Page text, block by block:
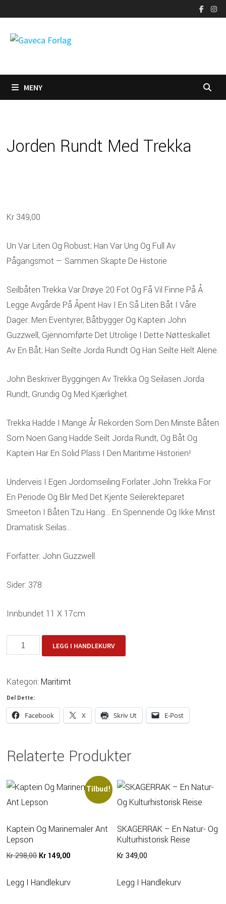
til
innhold
MENY
Jorden Rundt Med Trekka
Kr 349,00
Un Var Liten Og Robust; Han Var Ung Og Full Av
Pågangsmot — Sammen Skapte De Historie
Seilbåten Trekka Var Drøye 20 Fot Og Få Vil Finne På Å
Legge Avgårde På Åpent Hav I En Så Liten Båt I Våre
Dager. Men Eventyrer, Båtbygger Og Kaptein John
Guzzwell, Gjennomførte Det Utrolige I Dette Nøtteskallet
Av En Båt; Han Seilte Jorda Rundt Og Han Seilte Helt Alene.
John Beskriver Byggingen Av Trekka Og Seilasen Jorda
Rundt, Grundig Og Med Kjærlighet.
Trekka Hadde I Mange År Rekorden Som Den Minste Båten
Som Noen Gang Hadde Seilt Jorda Rundt, Og Båt Og
Kaptein Har En Solid Plass I Den Maritime Historien!
Underveis I Egen Jordomseiling Forlater John Trekka For
En Periode Og Blir Med Det Kjente Seilerekteparet
Smeeton I Båten Tzu Hang… En Spennende Og Ikke Minst
Dramatisk Seilas…
Forfatter: John Guzzwell
Sider: 378
Innbundet 11 X 17cm
Jorden
Rundt
Trekka
Antall
LEGG I HANDLEKURV
Kategori: Maritimt
Del Dette:
Facebook X Skriv Ut E-Post
Relaterte Produkter
Tilbud!
Kaptein Og Marinemaler Ant
Lepson
Kr298,00 Opprinnelig
Var:
Kr 149,00Nåværende
Er:
Legg I Handlekurv
SKAGERRAK – En Natur- Og
Kulturhistorisk Reise
Kr 349,00
Legg I Handlekurv